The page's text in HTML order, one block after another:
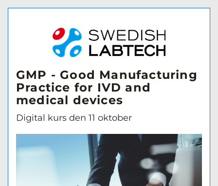
GMP - Good Manufacturing
Practice for IVD and
medical devices
Digital kurs den 11 oktober